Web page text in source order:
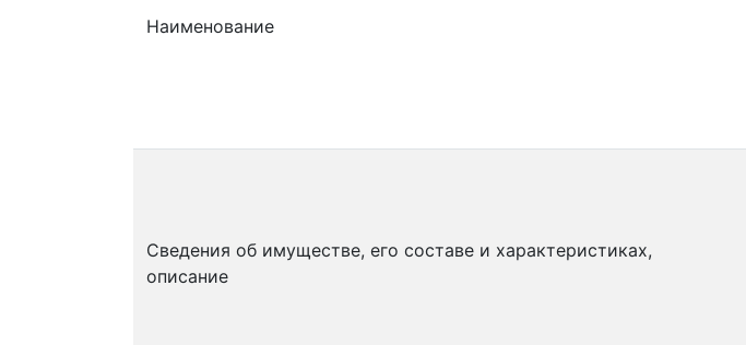
Наименование
Сведения об имуществе, его составе и характеристиках,
описание